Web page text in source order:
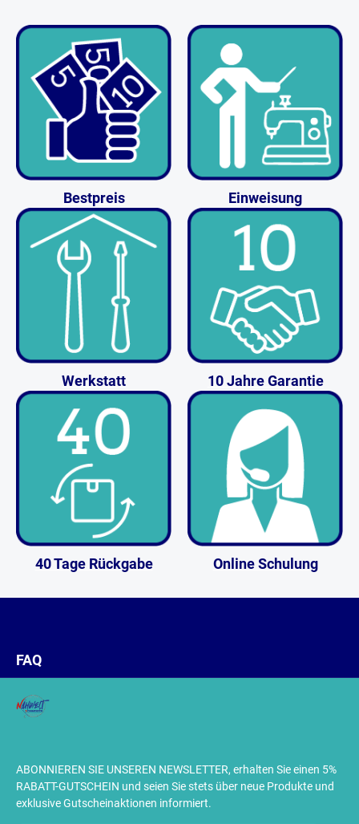
Bestpreis Einweisung
Werkstatt 10 Jahre Garantie
40 Tage Rückgabe Online Schulung
ABONNIEREN SIE UNSEREN NEWSLETTER, erhalten Sie einen 5%
RABATT-GUTSCHEIN und seien Sie stets über neue Produkte und
exklusive Gutscheinaktionen informiert.
FAQ